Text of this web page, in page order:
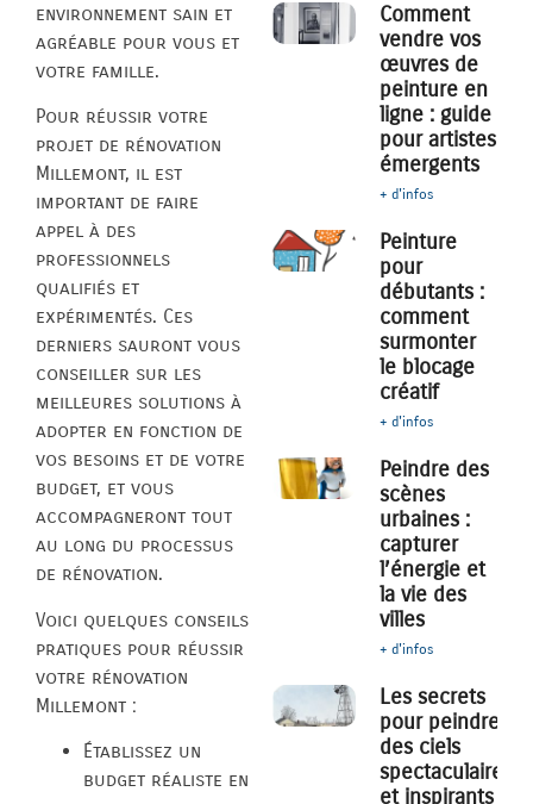
environnement sain et
agréable pour vous et
votre famille.
Pour réussir votre
projet de rénovation
Millemont, il est
important de faire
appel à des
professionnels
qualifiés et
expérimentés. Ces
derniers sauront vous
conseiller sur les
meilleures solutions à
adopter en fonction de
vos besoins et de votre
budget, et vous
accompagneront tout
au long du processus
de rénovation.
Voici quelques conseils
pratiques pour réussir
votre rénovation
Millemont :
Établissez un
budget réaliste en
Comment
vendre vos
œuvres de
peinture en
ligne : guide
pour artistes
émergents
+ d'infos
Peinture
pour
débutants :
comment
surmonter
le blocage
créatif
+ d'infos
Peindre des
scènes
urbaines :
capturer
l’énergie et
la vie des
villes
+ d'infos
Les secrets
pour peindre
des ciels
spectaculaires
et inspirants